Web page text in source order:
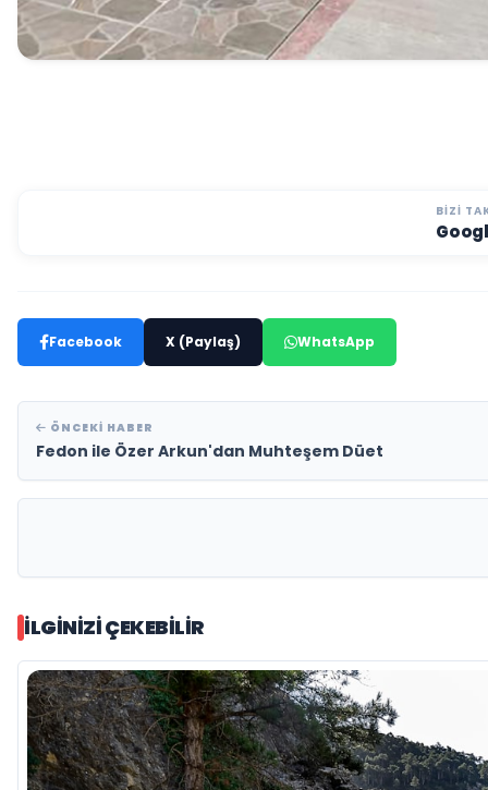
BIZI
Facebook X (Paylaş) WhatsApp
ÖNCEKI HABER
Fedon ile Özer Arkun'dan Muhteşem Düet
İLGINIZI ÇEKEBILIR